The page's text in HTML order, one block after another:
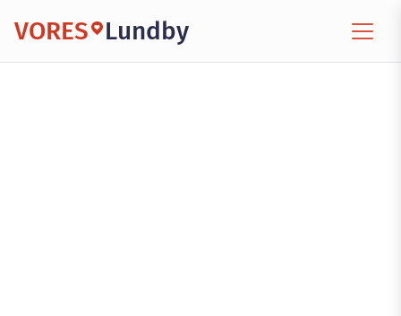
VORES Lundby